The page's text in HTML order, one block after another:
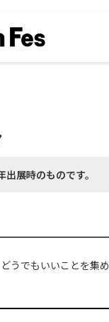
出展時のものです。
うでもいいことを集め